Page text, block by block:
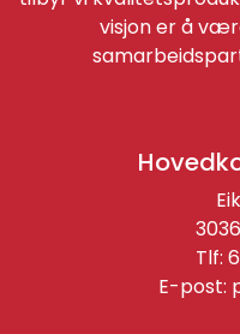
visjon er å
Tlf:
E-post: